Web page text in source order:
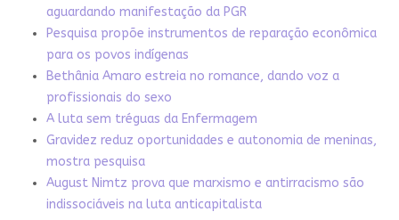
aguardando manifestação da PGR
Pesquisa propõe instrumentos de reparação econômica
para os povos indígenas
Bethânia Amaro estreia no romance, dando voz a
profissionais do sexo
A luta sem tréguas da Enfermagem
Gravidez reduz oportunidades e autonomia de meninas,
mostra pesquisa
August Nimtz prova que marxismo e antirracismo são
indissociáveis na luta anticapitalista